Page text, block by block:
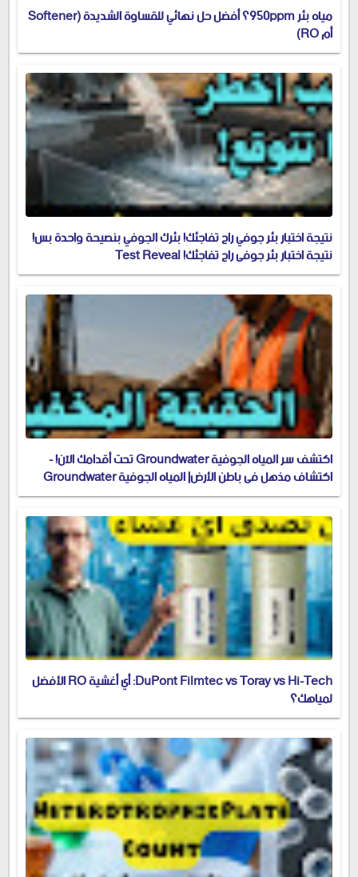
مياه بئر 950ppm؟ أفضل حل نهائي للقساوة الشديدة (Softener
أم RO)
نتيجة اختبار بئر جوفي راح تفاجئك! بئرك الجوفي بنصيحة واحدة بس!
نتيجة اختبار بئر جوفي راح تفاجئك! Test Reveal
اكتشف سر المياه الجوفية Groundwater تحت أقدامك الآن! -
اكتشاف مذهل في باطن الأرض| المياه الجوفية Groundwater
DuPont Filmtec vs Toray vs Hi-Tech: أي أغشية RO الأفضل
لمياهك؟